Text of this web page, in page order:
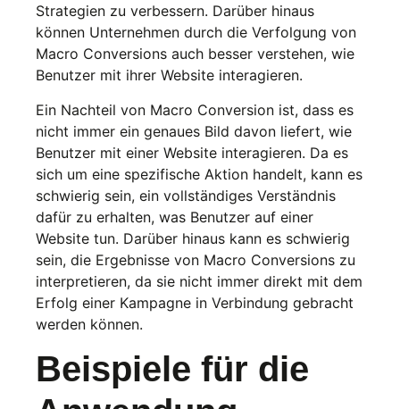
Strategien zu verbessern. Darüber hinaus
können Unternehmen durch die Verfolgung von
Macro Conversions auch besser verstehen, wie
Benutzer mit ihrer Website interagieren.
Ein Nachteil von Macro Conversion ist, dass es
nicht immer ein genaues Bild davon liefert, wie
Benutzer mit einer Website interagieren. Da es
sich um eine spezifische Aktion handelt, kann es
schwierig sein, ein vollständiges Verständnis
dafür zu erhalten, was Benutzer auf einer
Website tun. Darüber hinaus kann es schwierig
sein, die Ergebnisse von Macro Conversions zu
interpretieren, da sie nicht immer direkt mit dem
Erfolg einer Kampagne in Verbindung gebracht
werden können.
Beispiele für die